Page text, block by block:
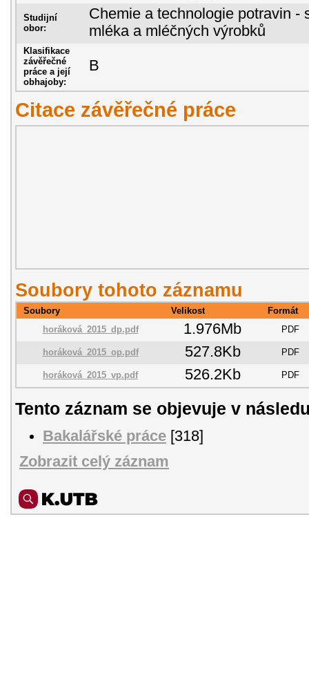
Studijní
obor:
Chemie a technologie potravin -
mléka a mléčných výrobků
Klasifikace
závěřečné
práce a její
obhajoby:
B
Citace závěřečné práce
Soubory tohoto záznamu
Soubory Velikost
Formát
horáková_2015_dp.pdf
1.976Mb PDF
horáková_2015_op.pdf 527.8Kb PDF
horáková_2015_vp.pdf 526.2Kb PDF
Tento záznam se objevuje v
Bakalářské práce [318]
Zobrazit celý záznam